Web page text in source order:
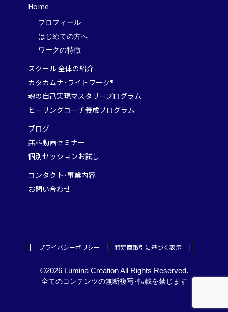
Home
プロフィール
はじめての方へ
ワークの特徴
スクール 全体の紹介
カタカムナ･ライトワーク®
魂の自己実現マスタリープログラム
ヒーリングコーチ養成プログラム
ブログ
無料動画セミナー
個別セッションお試し
コンタクト･事業内容
お問い合わせ
| プライバシーポリシー | 特定商取引に基づく表示 |
©2026 Lumina Creation All Rights Reserved.
全てのコンテンツの無断複写･転載を禁じます